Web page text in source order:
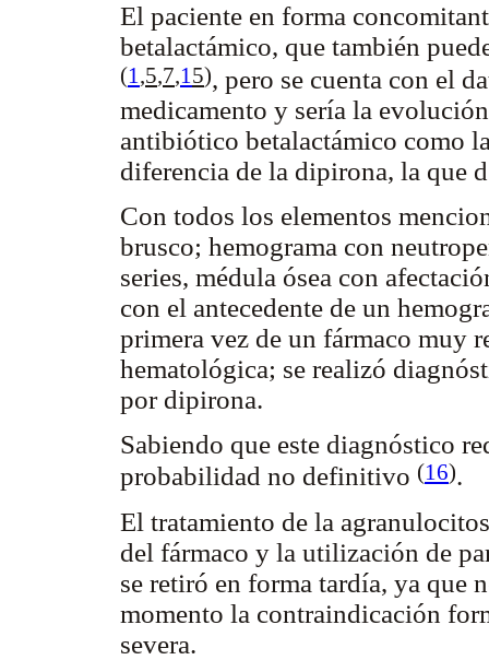
El paciente en forma
betalactámico, que también
(1 ,5,7,1 5), pero se cuenta con el
medicamento y sería la
antibiótico betalactámico como
diferencia de la dipirona, la que
Con todos los elementos
brusco; hemograma con
series, médula ósea con
con el antecedente de un
primera vez de un fármaco muy
hematológica; se realizó
por dipirona.
Sabiendo que este diagnóstico
probabilidad no definitivo (16).
El tratamiento de la
del fármaco y la utilización de
se retiró en forma tardía, ya que
momento la contraindicación
severa.